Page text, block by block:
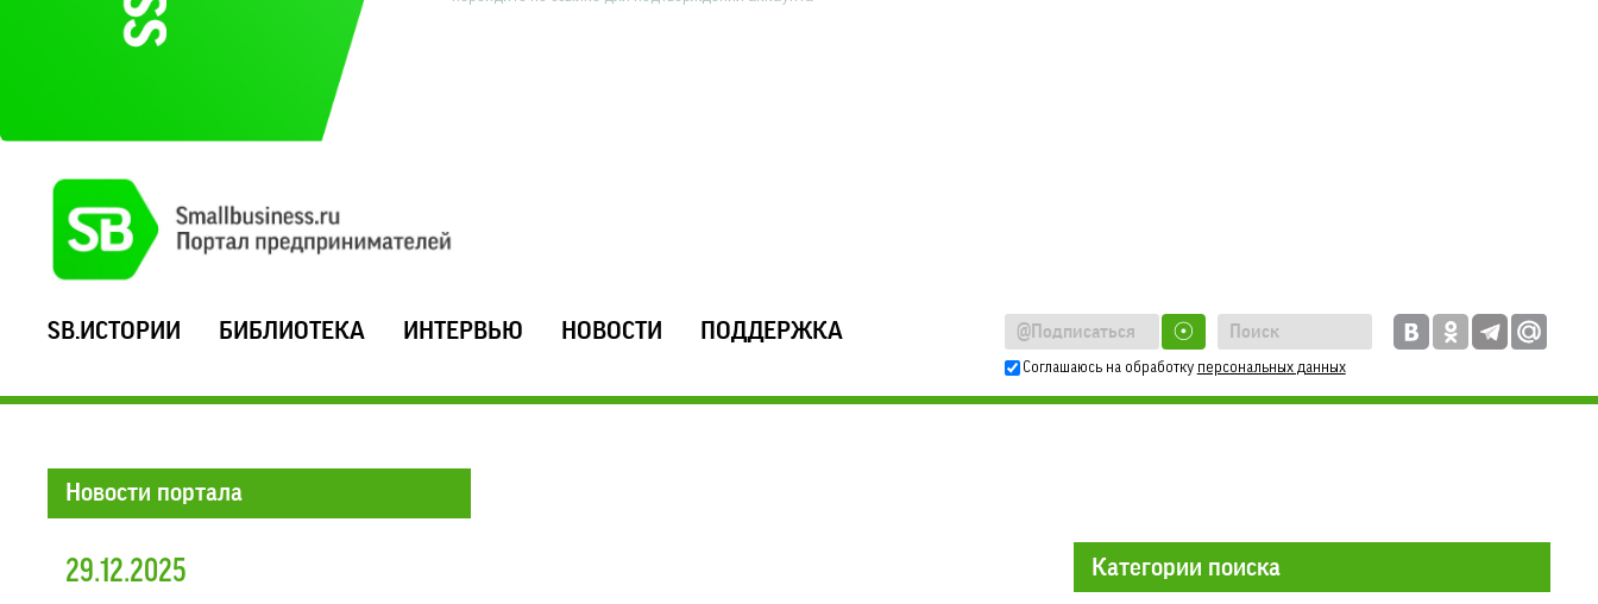
SB.ИСТОРИИ БИБЛИОТЕКА ИНТЕРВЬЮ НОВОСТИ ПОДДЕРЖКА ☉
Соглашаюсь на обработку персональных данных
Новости портала
29.12.2025
Категории поиска